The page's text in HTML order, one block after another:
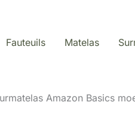
Fauteuils Matelas
Amazon Basics